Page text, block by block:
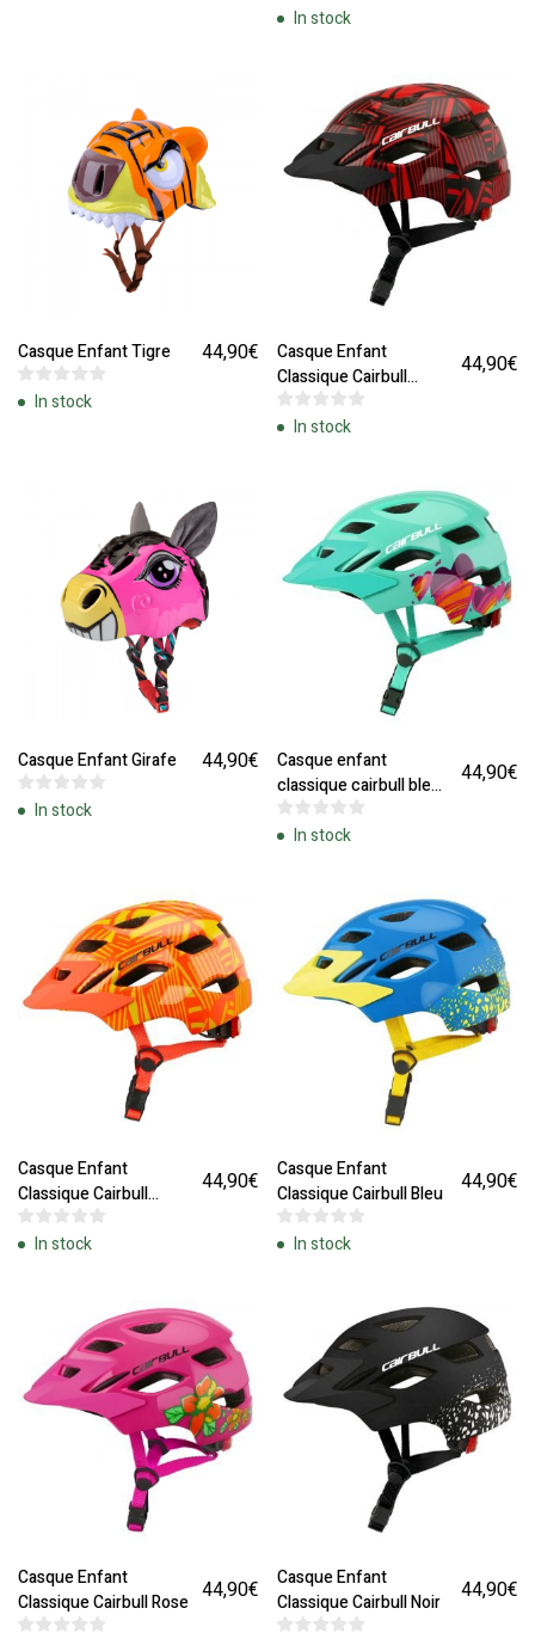
In stock
Casque Enfant Tigre 44,90€
In stock
Casque Enfant
Classique Cairbull
Rouge
44,90€
In stock
Casque Enfant Girafe 44,90€
In stock
Casque enfant
classique cairbull bleu
ciel
44,90€
In stock
Casque Enfant
Classique Cairbull
Orange
44,90€
In stock
Casque Enfant
Classique Cairbull Bleu
44,90€
In stock
Casque Enfant
Classique Cairbull Rose 44,90€
Casque Enfant
Classique Cairbull Noir
44,90€